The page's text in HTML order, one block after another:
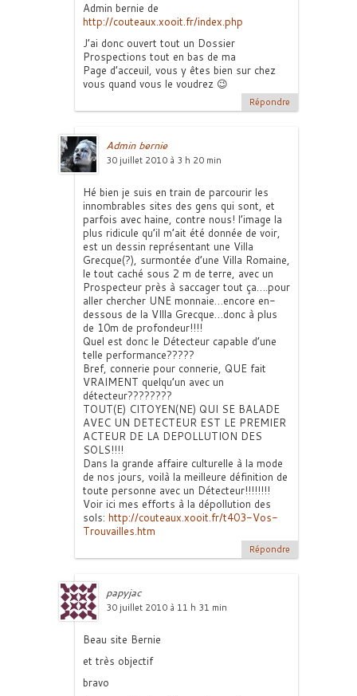
Admin bernie de
http://couteaux.xooit.fr/index.php
J’ai donc ouvert tout un Dossier
Prospections tout en bas de ma
Page d’acceuil, vous y êtes bien sur chez
vous quand vous le voudrez 😉
Répondre
Admin bernie
30 juillet 2010 à 3 h 20 min
Hé bien je suis en train de parcourir les
innombrables sites des gens qui sont, et
parfois avec haine, contre nous! l’image la
plus ridicule qu’il m’ait été donnée de voir,
est un dessin représentant une Villa
Grecque(?), surmontée d’une Villa Romaine,
le tout caché sous 2 m de terre, avec un
Prospecteur près à saccager tout ça….pour
aller chercher UNE monnaie…encore en-
dessous de la VIlla Grecque…donc à plus
de 10m de profondeur!!!!
Quel est donc le Détecteur capable d’une
telle performance?????
Bref, connerie pour connerie, QUE fait
VRAIMENT quelqu’un avec un
détecteur????????
TOUT(E) CITOYEN(NE) QUI SE BALADE
AVEC UN DETECTEUR EST LE PREMIER
ACTEUR DE LA DEPOLLUTION DES
SOLS!!!!
Dans la grande affaire culturelle à la mode
de nos jours, voilà la meilleure définition de
toute personne avec un Détecteur!!!!!!!!
Voir ici mes efforts à la dépollution des
sols: http://couteaux.xooit.fr/t403-Vos-
Trouvailles.htm
Répondre
papyjac
30 juillet 2010 à 11 h 31 min
Beau site Bernie
et très objectif
bravo